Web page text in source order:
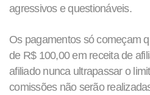
agressivos e questionáveis.
Os pagamentos só começam
de R$ 100,00 em receita de
afiliado nunca ultrapassar o
comissões não serão